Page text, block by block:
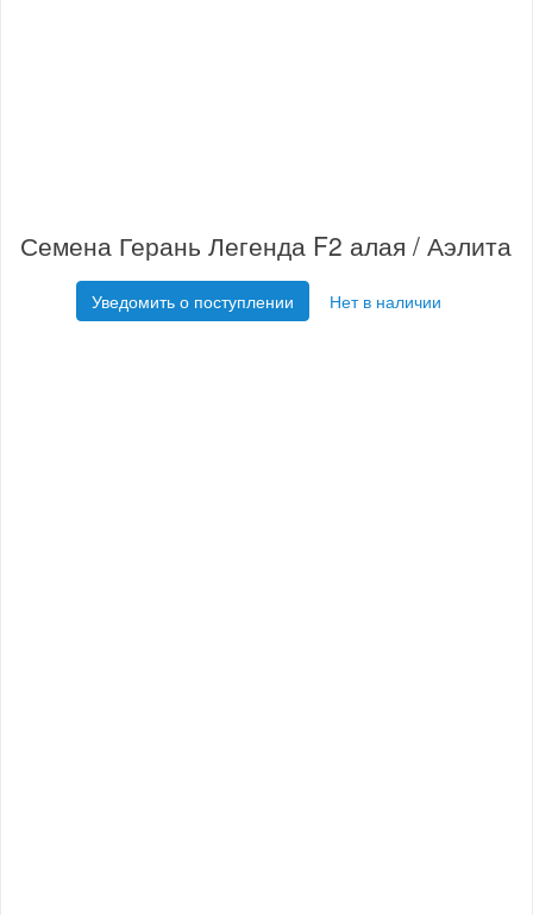
Семена Герань Легенда F2 алая / Аэлита
Уведомить о поступлении Нет в наличии